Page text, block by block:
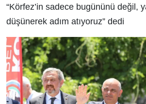
“Körfez’in sadece bugününü değil,
düşünerek adım atıyoruz” dedi